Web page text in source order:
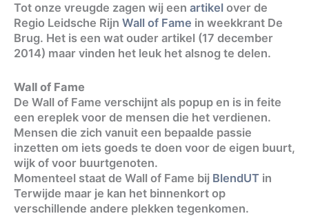
Tot onze vreugde zagen wij een artikel over de
Regio Leidsche Rijn Wall of Fame in weekkrant De
Brug. Het is een wat ouder artikel (17 december
2014) maar vinden het leuk het alsnog te delen.
Wall of Fame
De Wall of Fame verschijnt als popup en is in feite
een ereplek voor de mensen die het verdienen.
Mensen die zich vanuit een bepaalde passie
inzetten om iets goeds te doen voor de eigen buurt,
wijk of voor buurtgenoten.
Momenteel staat de Wall of Fame bij BlendUT in
Terwijde maar je kan het binnenkort op
verschillende andere plekken tegenkomen.